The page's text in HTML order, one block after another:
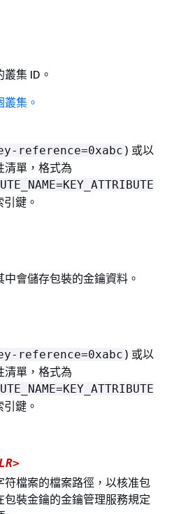
集 ID。
集。
reference=0xabc ) 或以
清單，格式為
鍵。
會儲存包裝的金鑰資料。
reference=0xabc ) 或以
清單，格式為
鍵。
檔案的檔案路徑，以核准包
裝金鑰的金鑰管理服務規定